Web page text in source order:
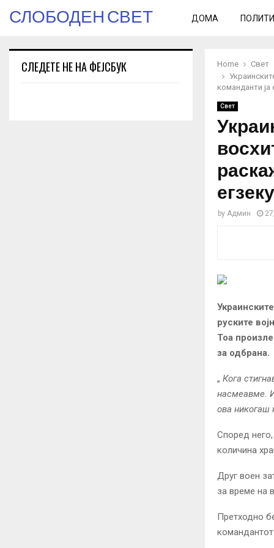
СЛОБОДЕН СВЕТ ДОМА
Home
Свет
команданти
Свет
by Админ
руските
Тоа
за одбрана.
„ Кога
насмеавме.
ова никогаш
Според него,
количина
Друг воен
за време на
Претходно
командантот
СЛЕДЕТЕ НЕ НА ФЕЈСБУК